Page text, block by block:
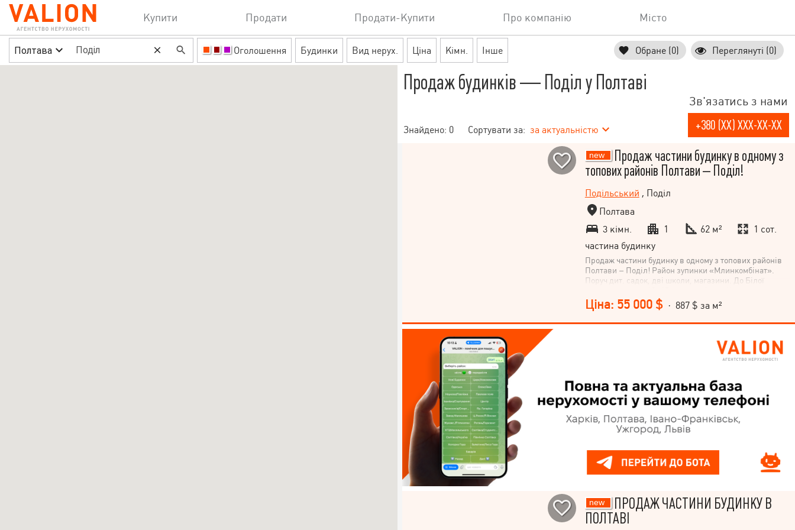
Купити Продати Продати-Купити Про компанію Місто
Полтава Оголошення Будинки Вид нерух. Ціна Кімн. Інше Обране (0) Переглянуті (0)
Продаж будинків — Поділ у Полтаві
Знайдено: 0 Сортувати за: за актуальністю
Зв'язатись з нами
+380 (XX) XXX-XX-XX
Продаж частини будинку в одному з
топових районів Полтави – Поділ!
Подільський , Поділ
Полтава
3 кімн.
1 62 м²
1 сот.
частина будинку
Продаж частини будинку в одному з топових районів
Полтави – Поділ! Район зупинки «Млинкомбінат».
Поруч дит. садок, дві школи, магазини. До Білої
• Загальна площа – 62 м² • Три окремі кімнати •
Простора кухня – 9,4 м² • Суміжний санвузол •
Гардеробна • Літня тераса Житло після капітального
та побутова техніка, які ви бачите на фото,
залишаються новим власникам. Є заїзд для
автомобіля, місце під гараж, сарай та господарське
бажанням можна підключити газ або встановити
систему сонячної генерації. Частина будинку крайня,
проте відокремити двір неможливо. Телефонуйте, щоб
домовитися про перегляд.
Ціна: 55 000 $· 887 $ за м²
ПРОДАЖ ЧАСТИНИ БУДИНКУ В
ПОЛТАВІ